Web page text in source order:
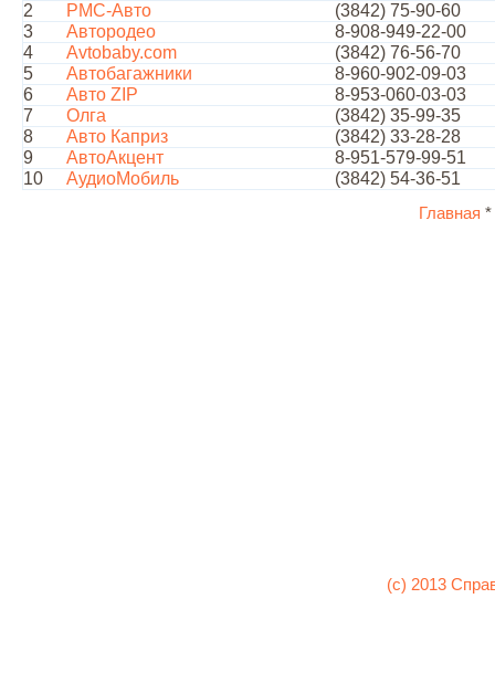
2
РМС-Авто
(3842) 75-90-60
3
Автородео
8-908-949-22-00
4
Avtobaby.com
(3842) 76-56-70
5
Автобагажники
8-960-902-09-03
6
Авто ZIP
8-953-060-03-03
7
Олга
(3842) 35-99-35
8
Авто Каприз
(3842) 33-28-28
9
АвтоАкцент
8-951-579-99-51
10
АудиоМобиль (3842) 54-36-51
Главная *
(c) 2013